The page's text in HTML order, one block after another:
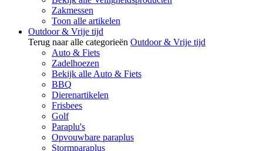
Zakmessen
Toon alle artikelen
Outdoor & Vrije tijd
Terug naar alle categorieën Outdoor & Vrije tijd
Auto & Fiets
Zadelhoezen
Bekijk alle Auto & Fiets
BBQ
Dierenartikelen
Frisbees
Golf
Paraplu's
Opvouwbare paraplus
Stormparaplus